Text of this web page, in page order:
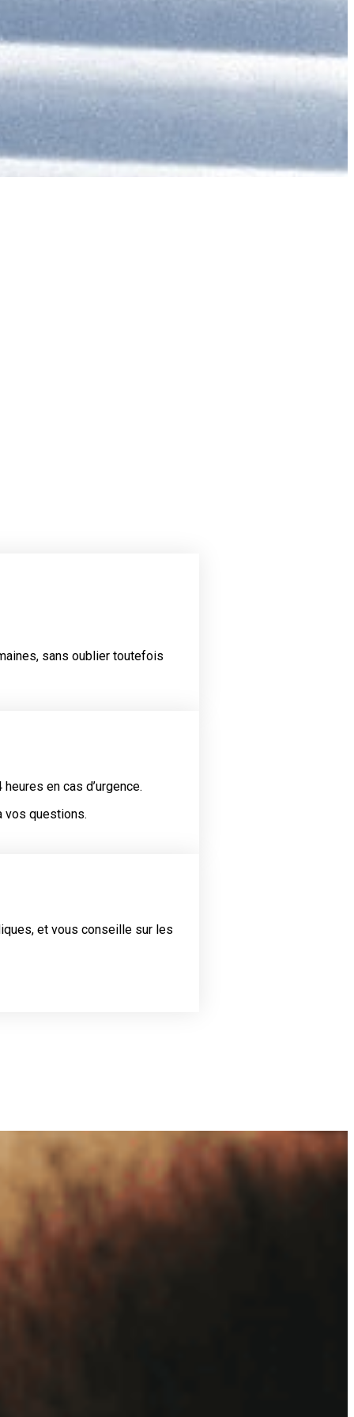
sans oublier toutefois
en cas d’urgence.
vos questions.
et vous conseille sur les